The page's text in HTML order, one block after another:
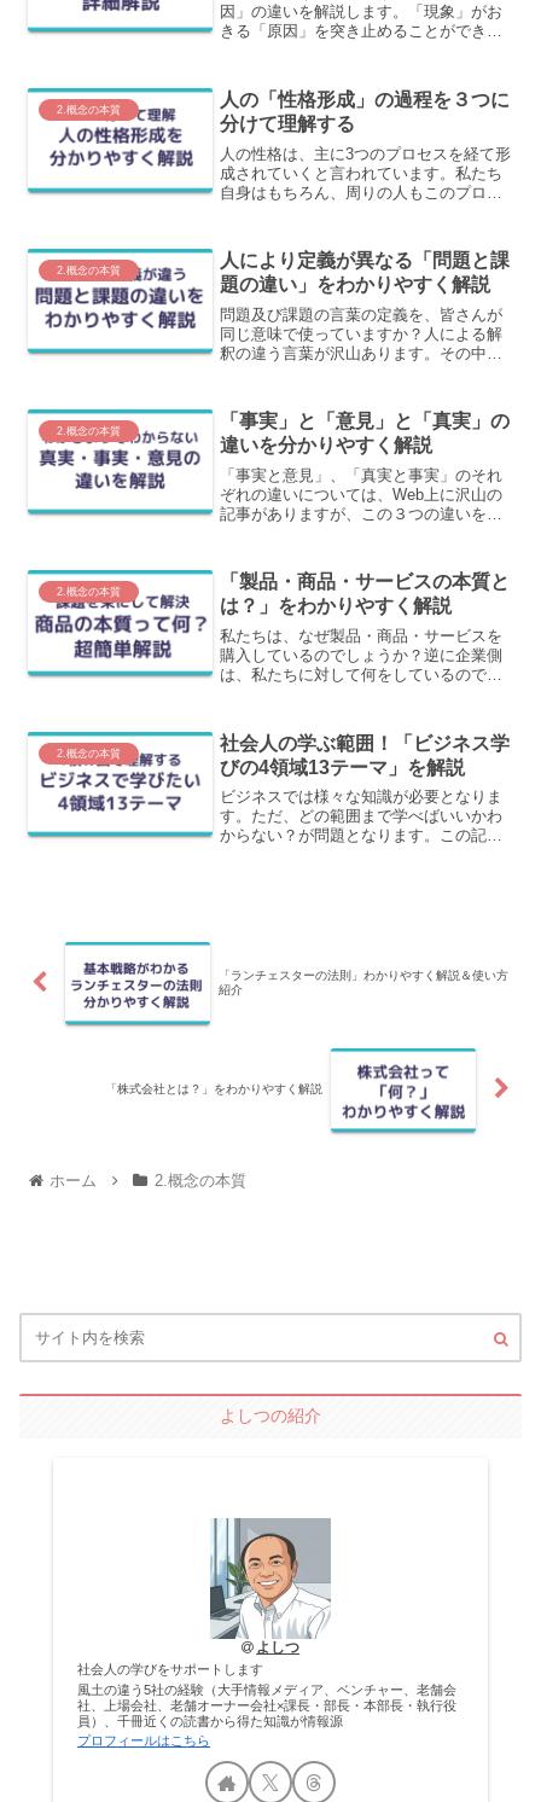
因」の違いを解説します。「現象」がお
きる「原因」を突き止めることができる
に現象の対策をしていると対処療法にし
かならないです。
2.概念の本質
人の「性格形成」の過程を３つに
分けて理解する
人の性格は、主に3つのプロセスを経て形
成されていくと言われています。私たち
自身はもちろん、周りの人もこのプロセ
ついてわかりやすく解説します。
2.概念の本質
人により定義が異なる「問題と課
題の違い」をわかりやすく解説
問題及び課題の言葉の定義を、皆さんが
同じ意味で使っていますか？人による解
釈の違う言葉が沢山あります。その中の
すく解説します。
2.概念の本質
「事実」と「意見」と「真実」の
違いを分かりやすく解説
「事実と意見」、「真実と事実」のそれ
ぞれの違いについては、Web上に沢山の
記事がありますが、この３つの違いをま
と意見」の違いを分かりやすく解説しま
す。
2.概念の本質
「製品・商品・サービスの本質と
は？」をわかりやすく解説
私たちは、なぜ製品・商品・サービスを
購入しているのでしょうか？逆に企業側
は、私たちに対して何をしているのでし
の本質についてわかりやすく解説しま
す。
2.概念の本質
社会人の学ぶ範囲！「ビジネス学
びの4領域13テーマ」を解説
ビジネスでは様々な知識が必要となりま
す。ただ、どの範囲まで学べばいいかわ
からない？が問題となります。この記事
「ランチェスターの法則」わかりやすく解説＆使い方
紹介
「株式会社とは？」をわかりやすく解説
ホーム 2.概念の本質
よしつの紹介
よしつ
社会人の学びをサポートします
風土の違う5社の経験（大手情報メディア、ベンチャー、老舗会
社、上場会社、老舗オーナー会社×課長・部長・本部長・執行役
員）、千冊近くの読書から得た知識が情報源
プロフィールはこちら